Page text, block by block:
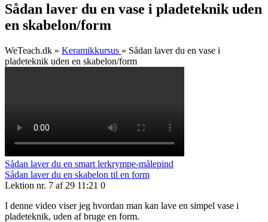
Sådan laver du en vase i pladeteknik uden
en skabelon/form
WeTeach.dk » Keramikkursus » Sådan laver du en vase i
pladeteknik uden en skabelon/form
Sådan laver du en smart lerkrympe-målepind
Sådan laver du en skabelon til en form
Lektion nr. 7 af 29 11:21 0
I denne video viser jeg hvordan man kan lave en simpel vase i
pladeteknik, uden af bruge en form.